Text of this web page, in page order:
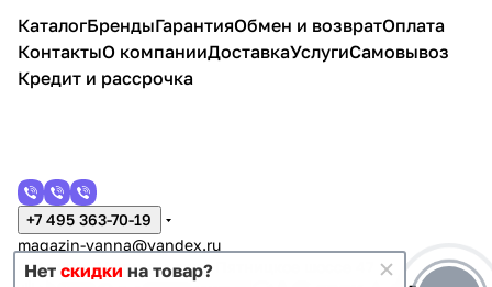
КаталогБрендыГарантияОбмен и возвратОплата
КонтактыО компанииДоставкаУслугиСамовывоз
Кредит и рассрочка
+7 495 363-70-19
magazin-vanna@yandex.ru
г. Москва, Митино, улица Пятницкое шоссе 47
Нет скидки на товар?